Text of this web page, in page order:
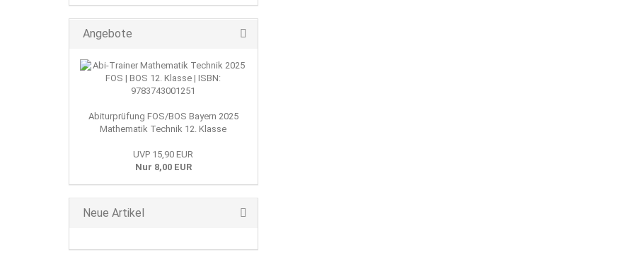
Angebote
Abiturprüfung FOS/BOS Bayern 2025
Mathematik Technik 12. Klasse
UVP 15,90 EUR
Nur 8,00 EUR
Neue Artikel